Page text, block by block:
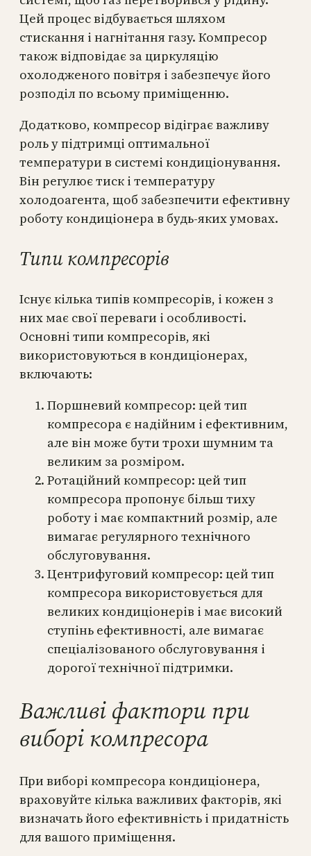
Цей процес відбувається шляхом
стискання і нагнітання газу. Компресор
також відповідає за циркуляцію
охолодженого повітря і забезпечує його
розподіл по всьому приміщенню.
Додатково, компресор відіграє важливу
роль у підтримці оптимальної
температури в системі кондиціонування.
Він регулює тиск і температуру
холодоагента, щоб забезпечити ефективну
роботу кондиціонера в будь-яких умовах.
Типи компресорів
Існує кілька типів компресорів, і кожен з
них має свої переваги і особливості.
Основні типи компресорів, які
використовуються в кондиціонерах,
включають:
Поршневий компресор: цей тип
компресора є надійним і ефективним,
але він може бути трохи шумним та
великим за розміром.
Ротаційний компресор: цей тип
компресора пропонує більш тиху
роботу і має компактний розмір, але
вимагає регулярного технічного
обслуговування.
Центрифуговий компресор: цей тип
компресора використовується для
великих кондиціонерів і має високий
ступінь ефективності, але вимагає
спеціалізованого обслуговування і
дорогої технічної підтримки.
Важливі фактори при
виборі компресора
При виборі компресора кондиціонера,
враховуйте кілька важливих факторів, які
визначать його ефективність і придатність
для вашого приміщення.